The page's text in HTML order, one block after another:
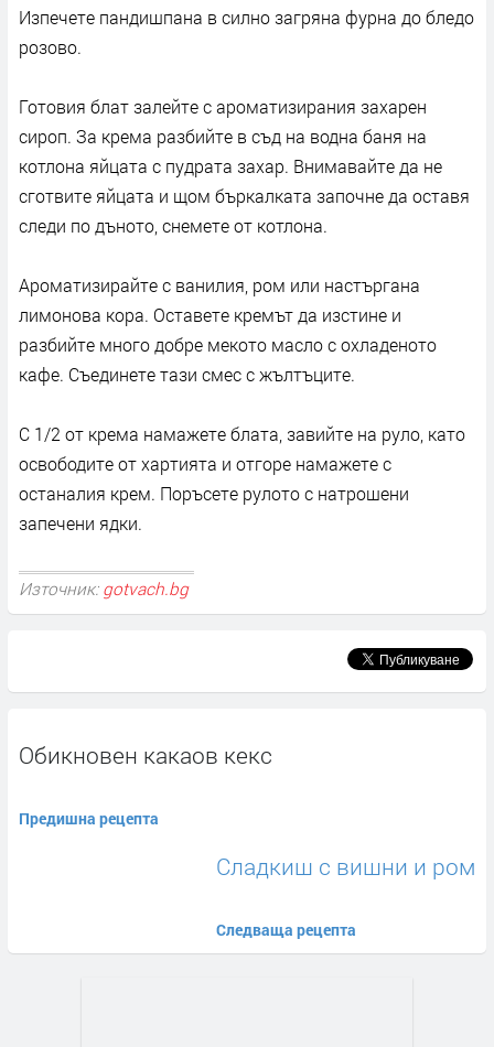
Изпечете пандишпана в силно загряна фурна до бледо
розово.
Готовия блат залейте с ароматизирания захарен
сироп. За крема разбийте в съд на водна баня на
котлона яйцата с пудрата захар. Внимавайте да не
сготвите яйцата и щом бъркалката започне да оставя
следи по дъното, снемете от котлона.
Ароматизирайте с ванилия, ром или настъргана
лимонова кора. Оставете кремът да изстине и
разбийте много добре мекото масло с охладеното
кафе. Съединете тази смес с жълтъците.
С 1/2 от крема намажете блата, завийте на руло, като
освободите от хартията и отгоре намажете с
останалия крем. Поръсете рулото с натрошени
запечени ядки.
Източник: gotvach.bg
Обикновен какаов кекс
Предишна рецепта
Сладкиш с вишни и ром
Следваща рецепта